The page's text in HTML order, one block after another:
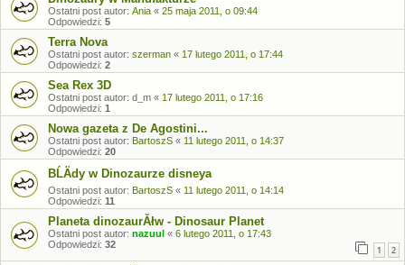
Ostatni post autor: Ania « 25 maja 2011, o 09:44
Odpowiedzi: 5
Terra Nova
Ostatni post autor: szerman « 17 lutego 2011, o 17:44
Odpowiedzi: 2
Sea Rex 3D
Ostatni post autor: d_m « 17 lutego 2011, o 17:16
Odpowiedzi: 1
Nowa gazeta z De Agostini...
Ostatni post autor: BartoszS « 11 lutego 2011, o 14:37
Odpowiedzi: 20
BĹÄdy w Dinozaurze disneya
Ostatni post autor: BartoszS « 11 lutego 2011, o 14:14
Odpowiedzi: 11
Planeta dinozaurĂłw - Dinosaur Planet
Ostatni post autor: nazuul « 6 lutego 2011, o 17:43
Odpowiedzi: 32 1 2